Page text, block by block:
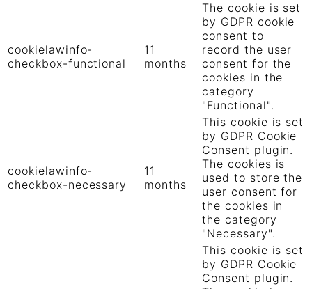
cookielawinfo-
checkbox-functional
11
months
The cookie is set
by GDPR cookie
consent to
record the user
consent for the
cookies in the
category
"Functional".
cookielawinfo-
checkbox-necessary
11
months
This cookie is set
by GDPR Cookie
Consent plugin.
The cookies is
used to store the
user consent for
the cookies in
the category
"Necessary".
This cookie is set
by GDPR Cookie
Consent plugin.